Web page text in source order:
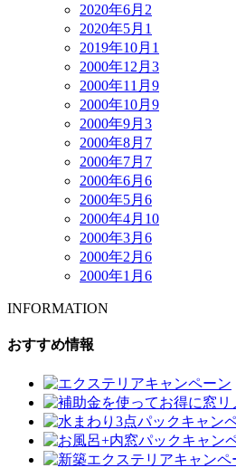
2020年6月 2
2020年5月 1
2019年10月 1
2000年12月 3
2000年11月 9
2000年10月 9
2000年9月 3
2000年8月 7
2000年7月 7
2000年6月 6
2000年5月 6
2000年4月 10
2000年3月 6
2000年2月 6
2000年1月 6
INFORMATION
おすすめ情報